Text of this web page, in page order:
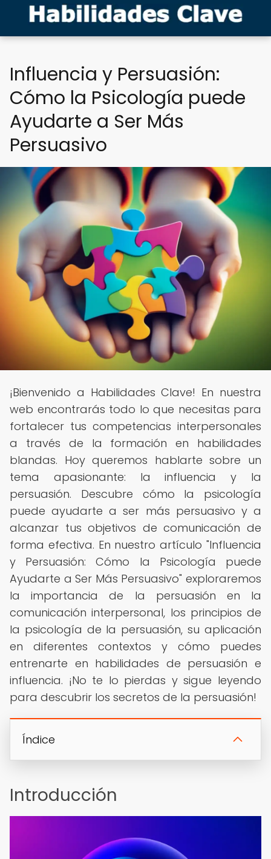
Influencia y Persuasión:
Cómo la Psicología puede
Ayudarte a Ser Más
Persuasivo
¡Bienvenido a Habilidades Clave! En nuestra
web encontrarás todo lo que necesitas para
fortalecer tus competencias interpersonales
a través de la formación en habilidades
blandas. Hoy queremos hablarte sobre un
tema apasionante: la influencia y la
persuasión. Descubre cómo la psicología
puede ayudarte a ser más persuasivo y a
alcanzar tus objetivos de comunicación de
forma efectiva. En nuestro artículo "Influencia
y Persuasión: Cómo la Psicología puede
Ayudarte a Ser Más Persuasivo" exploraremos
la importancia de la persuasión en la
comunicación interpersonal, los principios de
la psicología de la persuasión, su aplicación
en diferentes contextos y cómo puedes
entrenarte en habilidades de persuasión e
influencia. ¡No te lo pierdas y sigue leyendo
para descubrir los secretos de la persuasión!
Índice
Introducción